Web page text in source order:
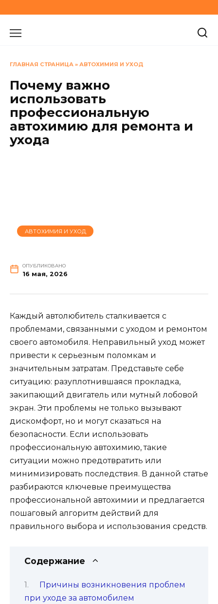
к
содержанию
ГЛАВНАЯ СТРАНИЦА » АВТОХИМИЯ И УХОД
Почему важно
использовать
профессиональную
автохимию для ремонта и
ухода
АВТОХИМИЯ И УХОД
ОПУБЛИКОВАНО
16 мая, 2026
Каждый автолюбитель сталкивается с
проблемами, связанными с уходом и ремонтом
своего автомобиля. Неправильный уход может
привести к серьезным поломкам и
значительным затратам. Представьте себе
ситуацию: разуплотнившаяся прокладка,
закипающий двигатель или мутный лобовой
экран. Эти проблемы не только вызывают
дискомфорт, но и могут сказаться на
безопасности. Если использовать
профессиональную автохимию, такие
ситуации можно предотвратить или
минимизировать последствия. В данной статье
разбираются ключевые преимущества
профессиональной автохимии и предлагается
пошаговый алгоритм действий для
правильного выбора и использования средств.
Содержание
Причины возникновения проблем
при уходе за автомобилем